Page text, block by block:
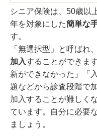
シニア保険は、50歳以
年を対象にした簡単な
す。
「無選択型」と呼ばれ、
加入することができま
新ができなかった」「
題などから診査段階で
加入することが難しく
ています。自分に必要
ましょう。